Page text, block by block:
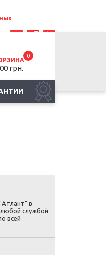
0
грн.
в
любой службой
всей